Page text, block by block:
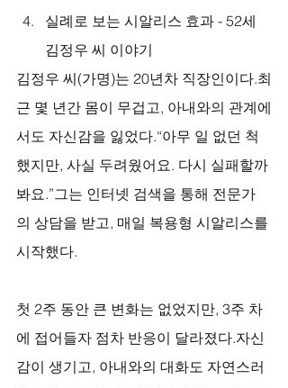
실례로 보는 시알리스 효과 - 52세
김정우 씨 이야기
김정우 씨(가명)는 20년차 직장인이다.최
근 몇 년간 몸이 무겁고, 아내와의 관계에
서도 자신감을 잃었다.“아무 일 없던 척
했지만, 사실 두려웠어요. 다시 실패할까
봐요.”그는 인터넷 검색을 통해 전문가
의 상담을 받고, 매일 복용형 시알리스를
시작했다.
첫 2주 동안 큰 변화는 없었지만, 3주 차
에 접어들자 점차 반응이 달라졌다.자신
감이 생기고, 아내와의 대화도 자연스러